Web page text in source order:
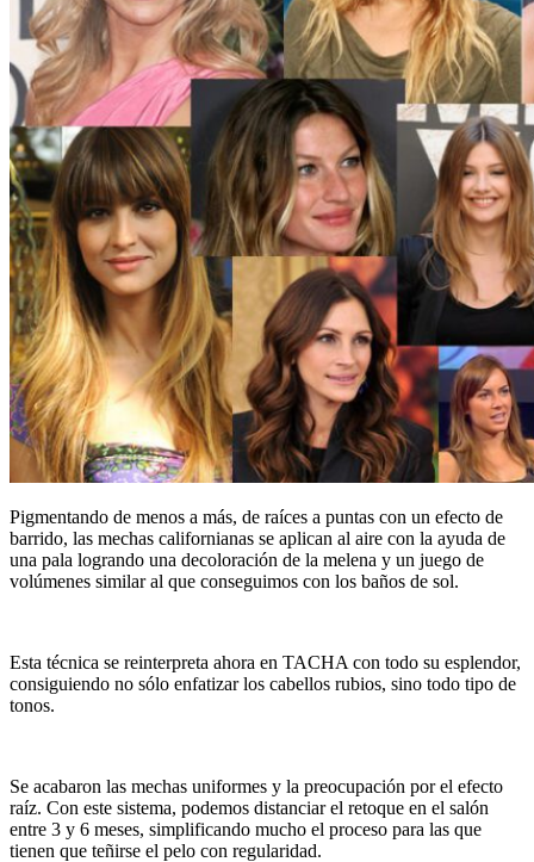
Pigmentando de menos a más, de raíces a puntas con un efecto de
barrido, las mechas californianas se aplican al aire con la ayuda de
una pala logrando una decoloración de la melena y un juego de
volúmenes similar al que conseguimos con los baños de sol.
Esta técnica se reinterpreta ahora en TACHA con todo su esplendor,
consiguiendo no sólo enfatizar los cabellos rubios, sino todo tipo de
tonos.
Se acabaron las mechas uniformes y la preocupación por el efecto
raíz. Con este sistema, podemos distanciar el retoque en el salón
entre 3 y 6 meses, simplificando mucho el proceso para las que
tienen que teñirse el pelo con regularidad.